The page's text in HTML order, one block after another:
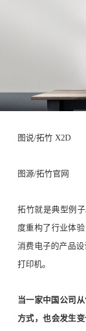
图说/拓竹 X2D
图源/拓竹官网
拓竹就是典型例
度重构了行业体
消费电子的产品
打印机。
当一家中国公司
方式，也会发生